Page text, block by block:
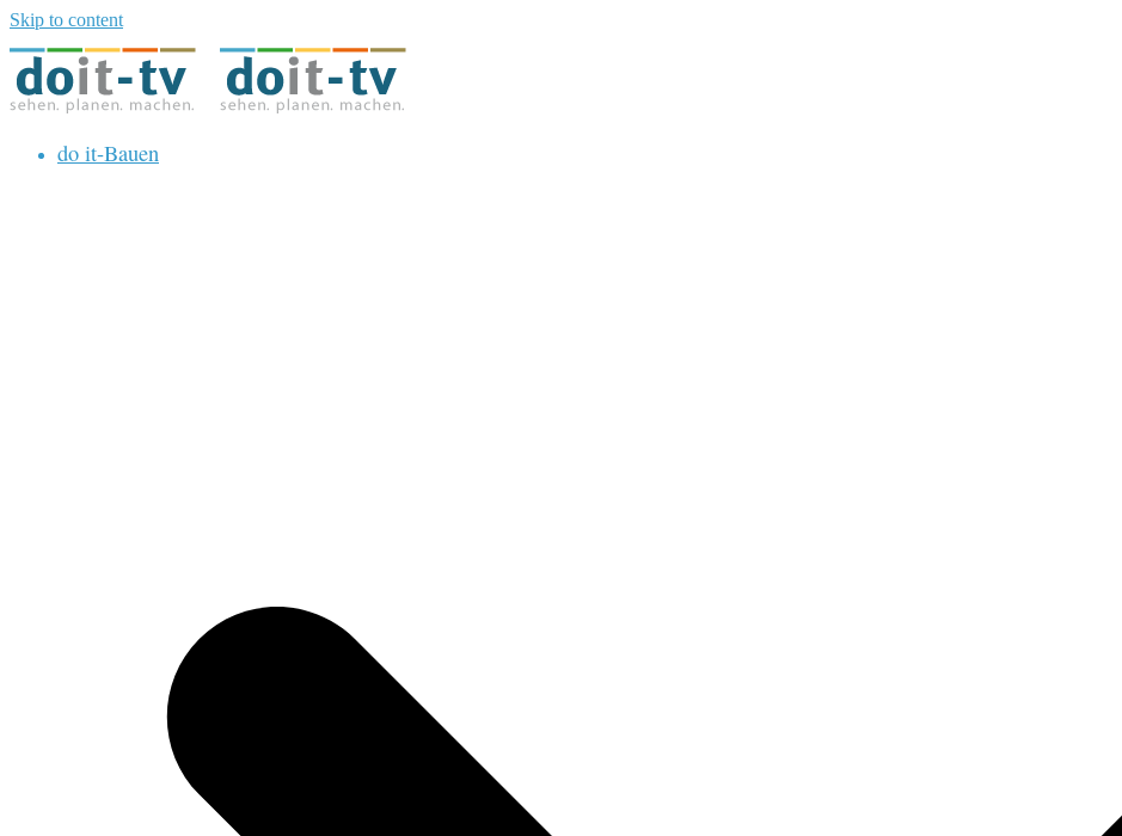
Skip to content
do it-Bauen